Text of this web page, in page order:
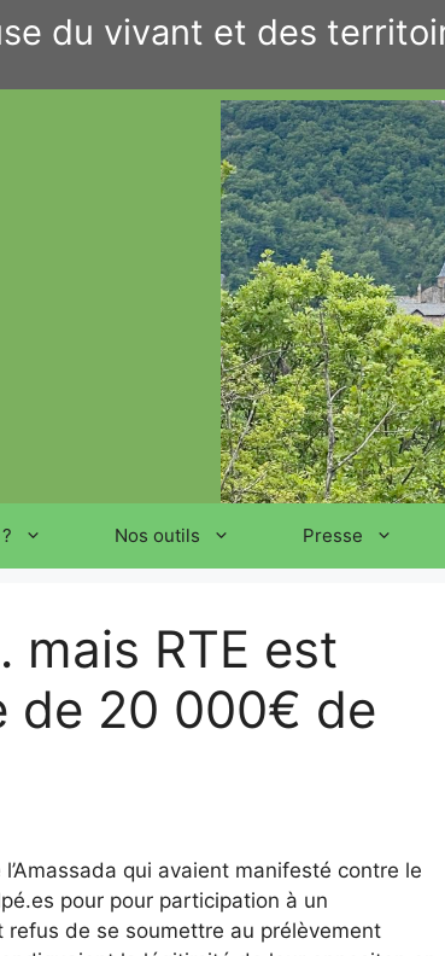
du vivant et des
Nos outils Presse
mais RTE est
de 20 000€ de
qui avaient manifesté contre le
pour pour participation à un
de se soumettre au prélèvement